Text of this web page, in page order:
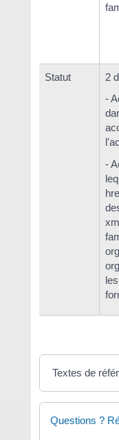
Statut
2
-
-
Textes de
Questions ?